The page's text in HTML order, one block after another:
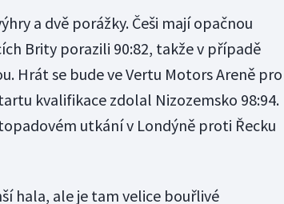
a dvě porážky. Češi mají opačnou
Brity porazili 90:82, takže v případě
Hrát se bude ve Vertu Motors Areně pro
kvalifikace zdolal Nizozemsko 98:94.
utkání v Londýně proti Řecku
hala, ale je tam velice bouřlivé